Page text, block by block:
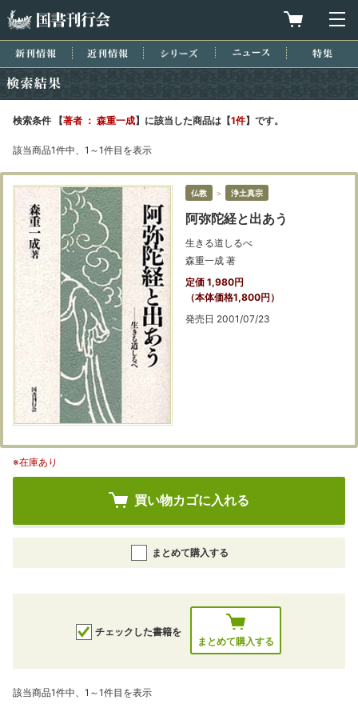
買物カゴを
新刊情報 近刊情報 シリーズ ニュース
検索条件 【著者 ： 森重一成】に該当した商品は【1件】です。
該当商品1件中、1～1件目を表示
仏教 ＞ 浄土真宗
阿弥陀経と出あう
生きる道しるべ
森重一成 著
定価 1,980円
（本体価格1,800円）
発売日 2001/07/23
※在庫あり
買い物カゴに入れる
まとめて購入する
チェックした書籍を
まとめて購入する
該当商品1件中、1～1件目を表示